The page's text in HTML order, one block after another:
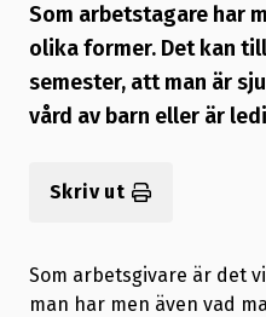
Som arbetstagare har
olika former. Det kan
semester, att man är
vård av barn eller är
Skriv ut
Som arbetsgivare är det
man har men även vad